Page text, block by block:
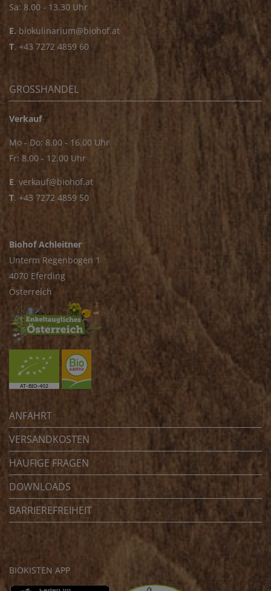
Sa: 8.00 - 13.30 Uhr
E. biokulinarium@biohof.at
T. +43 7272 4859 60
GROSSHANDEL
Verkauf
Mo - Do: 8.00 - 16.00 Uhr
Fr: 8.00 - 12.00 Uhr
E. verkauf@biohof.at
T. +43 7272 4859 50
Biohof Achleitner
Unterm Regenbogen 1
4070 Eferding
Österreich
ANFAHRT
VERSANDKOSTEN
HÄUFIGE FRAGEN
DOWNLOADS
BARRIEREFREIHEIT
BIOKISTEN APP